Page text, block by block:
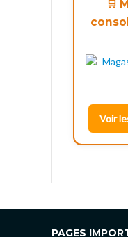
🛒
Voir
PAGES